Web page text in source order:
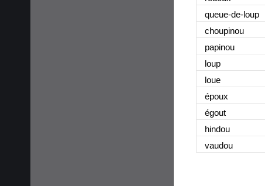
queue-de-loup
choupinou
papinou
loup
loue
époux
égout
hindou
vaudou